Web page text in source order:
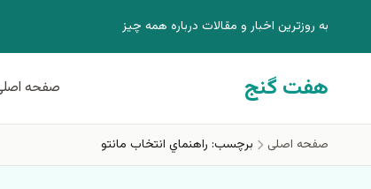
به روزترين اخبار و مقالات درباره همه چيز
هفت گنج صفحه
صفحه اصلی برچسب: راهنماي انتخاب مانتو